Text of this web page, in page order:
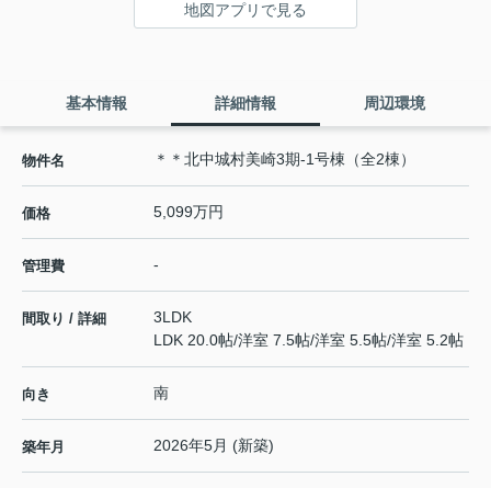
地図アプリで見る
基本情報 詳細情報 周辺環境
物件名 ＊＊北中城村美崎3期-1号棟（全2棟）
価格 5,099万円
管理費 -
間取り / 詳細
3LDK
LDK 20.0帖/洋室 7.5帖/洋室 5.5帖/洋室 5.2帖
向き 南
築年月 2026年5月 (新築)